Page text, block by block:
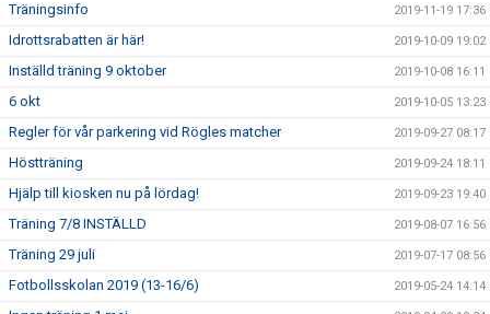
Träningsinfo 2019-11-19 17:36
Idrottsrabatten är här! 2019-10-09 19:02
Inställd träning 9 oktober 2019-10-08 16:11
6 okt 2019-10-05 13:23
Regler för vår parkering vid Rögles matcher 2019-09-27 08:17
Höstträning 2019-09-24 18:11
Hjälp till kiosken nu på lördag! 2019-09-23 19:40
Träning 7/8 INSTÄLLD 2019-08-07 16:56
Träning 29 juli 2019-07-17 08:56
Fotbollsskolan 2019 (13-16/6) 2019-05-24 14:14